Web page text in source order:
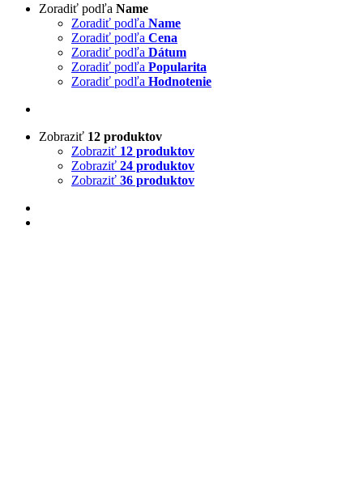
Zoradiť podľa Name
Zoradiť podľa Name
Zoradiť podľa Cena
Zoradiť podľa Dátum
Zoradiť podľa Popularita
Zoradiť podľa Hodnotenie
Zobraziť 12 produktov
Zobraziť 12 produktov
Zobraziť 24 produktov
Zobraziť 36 produktov